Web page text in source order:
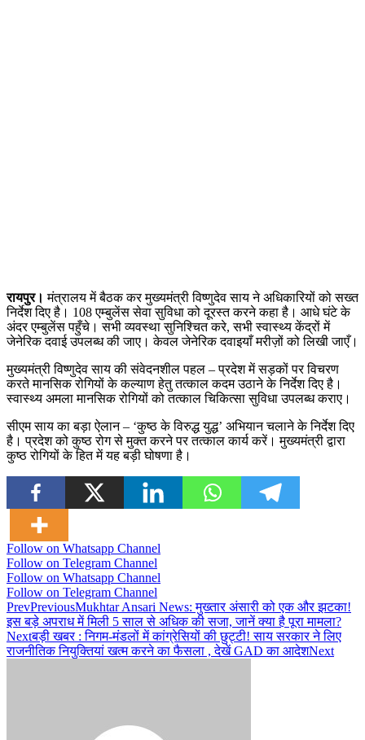
रायपुर। मंत्रालय में बैठक कर मुख्यमंत्री विष्णुदेव साय ने अधिकारियों को सख्त
निर्देश दिए है। 108 एम्बुलेंस सेवा सुविधा को दूरस्त करने कहा है। आधे घंटे के
अंदर एम्बुलेंस पहुँचे। सभी व्यवस्था सुनिश्चित करे, सभी स्वास्थ्य केंद्रों में
जेनेरिक दवाई उपलब्ध की जाए। केवल जेनेरिक दवाइयाँ मरीज़ों को लिखी जाएँ।
मुख्यमंत्री विष्णुदेव साय की संवेदनशील पहल – प्रदेश में सड़कों पर विचरण
करते मानसिक रोगियों के कल्याण हेतु तत्काल कदम उठाने के निर्देश दिए है।
स्वास्थ्य अमला मानसिक रोगियों को तत्काल चिकित्सा सुविधा उपलब्ध कराए।
सीएम साय का बड़ा ऐलान – ‘कुष्ठ के विरुद्ध युद्ध’ अभियान चलाने के निर्देश दिए
है। प्रदेश को कुष्ठ रोग से मुक्त करने पर तत्काल कार्य करें। मुख्यमंत्री द्वारा
कुष्ठ रोगियों के हित में यह बड़ी घोषणा है।
Follow on Whatsapp Channel
Follow on Telegram Channel
Follow on Whatsapp Channel
Follow on Telegram Channel
PrevPreviousMukhtar Ansari News: मुख्तार अंसारी को एक और झटका!
इस बड़े अपराध में मिली 5 साल से अधिक की सजा, जानें क्या है पूरा मामला?
Nextबड़ी खबर : निगम-मंडलों में कांग्रेसियों की छुट्टी! साय सरकार ने लिए
राजनीतिक नियुक्तियां खत्म करने का फैसला , देखें GAD का आदेशNext